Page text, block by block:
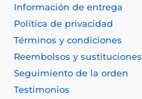
Información de entrega
Política de privacidad
Términos y condiciones
Reembolsos y sustituciones
Seguimiento de la orden
Testimonios